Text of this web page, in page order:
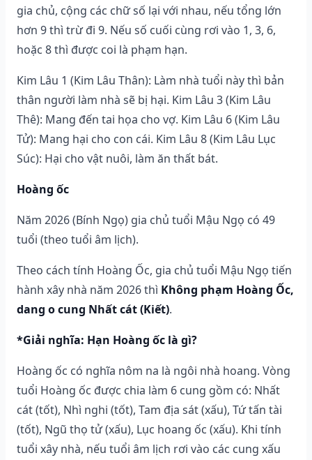
gia chủ, cộng các chữ số lại với nhau, nếu tổng lớn
hơn 9 thì trừ đi 9. Nếu số cuối cùng rơi vào 1, 3, 6,
hoặc 8 thì được coi là phạm hạn.
Kim Lâu 1 (Kim Lâu Thân): Làm nhà tuổi này thì bản
thân người làm nhà sẽ bị hại. Kim Lâu 3 (Kim Lâu
Thê): Mang đến tai họa cho vợ. Kim Lâu 6 (Kim Lâu
Tử): Mang hại cho con cái. Kim Lâu 8 (Kim Lâu Lục
Súc): Hại cho vật nuôi, làm ăn thất bát.
Hoàng ốc
Năm 2026 (Bính Ngọ) gia chủ tuổi Mậu Ngọ có 49
tuổi (theo tuổi âm lịch).
Theo cách tính Hoàng Ốc, gia chủ tuổi Mậu Ngọ tiến
hành xây nhà năm 2026 thì Không phạm Hoàng Ốc,
dang o cung Nhất cát (Kiết).
*Giải nghĩa: Hạn Hoàng ốc là gì?
Hoàng ốc có nghĩa nôm na là ngôi nhà hoang. Vòng
tuổi Hoàng ốc được chia làm 6 cung gồm có: Nhất
cát (tốt), Nhì nghi (tốt), Tam địa sát (xấu), Tứ tấn tài
(tốt), Ngũ thọ tử (xấu), Lục hoang ốc (xấu). Khi tính
tuổi xây nhà, nếu tuổi âm lịch rơi vào các cung xấu